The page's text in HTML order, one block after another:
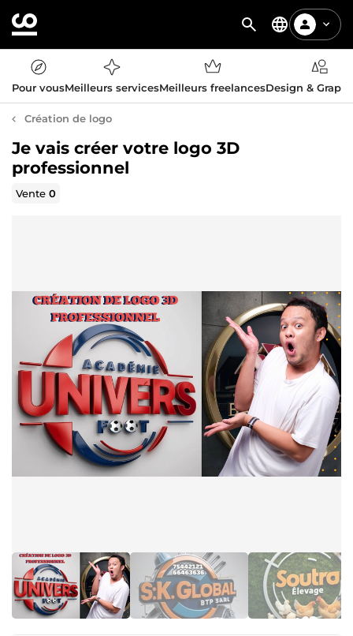
Pour vousMeilleurs servicesMeilleurs freelancesDesign &
Création de logo
Je vais créer votre logo 3D
professionnel
Vente0